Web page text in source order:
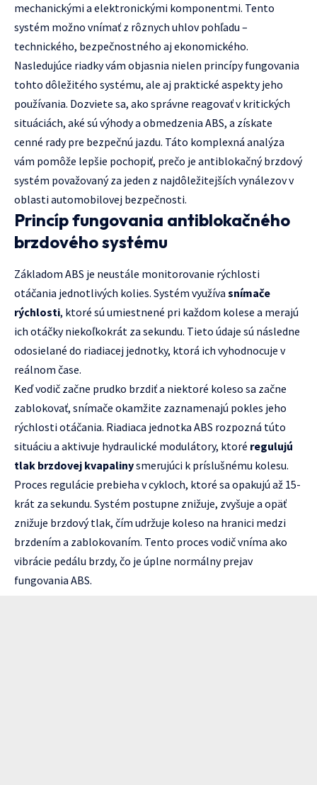
mechanickými a elektronickými komponentmi. Tento
systém možno vnímať z rôznych uhlov pohľadu –
technického, bezpečnostného aj ekonomického.
Nasledujúce riadky vám objasnia nielen princípy fungovania
tohto dôležitého systému, ale aj praktické aspekty jeho
používania. Dozviete sa, ako správne reagovať v kritických
situáciách, aké sú výhody a obmedzenia ABS, a získate
cenné rady pre bezpečnú jazdu. Táto komplexná analýza
vám pomôže lepšie pochopiť, prečo je antiblokačný brzdový
systém považovaný za jeden z najdôležitejších vynálezov v
oblasti automobilovej bezpečnosti.
Princíp fungovania antiblokačného
brzdového systému
Základom ABS je neustále monitorovanie rýchlosti
otáčania jednotlivých kolies. Systém využíva snímače
rýchlosti, ktoré sú umiestnené pri každom kolese a merajú
ich otáčky niekoľkokrát za sekundu. Tieto údaje sú následne
odosielané do riadiacej jednotky, ktorá ich vyhodnocuje v
reálnom čase.
Keď vodič začne prudko brzdiť a niektoré koleso sa začne
zablokovať, snímače okamžite zaznamenajú pokles jeho
rýchlosti otáčania. Riadiaca jednotka ABS rozpozná túto
situáciu a aktivuje hydraulické modulátory, ktoré regulujú
tlak brzdovej kvapalinysmerujúci k príslušnému kolesu.
Proces regulácie prebieha v cykloch, ktoré sa opakujú až 15-
krát za sekundu. Systém postupne znižuje, zvyšuje a opäť
znižuje brzdový tlak, čím udržuje koleso na hranici medzi
brzdením a zablokovaním. Tento proces vodič vníma ako
vibrácie pedálu brzdy, čo je úplne normálny prejav
fungovania ABS.